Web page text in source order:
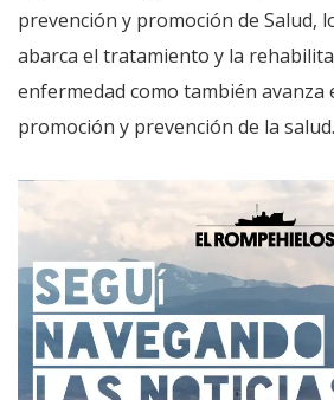
prevención y promoción de Salud,
abarca el tratamiento y la
enfermedad como también avanza
promoción y prevención de la salud.